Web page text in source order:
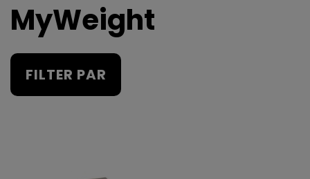
MyWeight
FILTER PAR